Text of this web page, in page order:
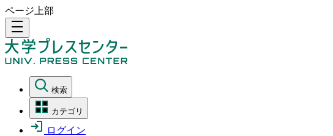
ページ上部
density_medium
検索
カテゴリ
ログイン